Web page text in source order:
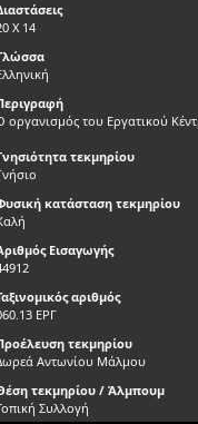
Χ 14
οργανισμός του Εργατικού
τεκμηρίου
κατάσταση τεκμηρίου
Εισαγωγής
αριθμός
ΕΡΓ
τεκμηρίου
Αντωνίου Μάλμου
τεκμηρίου / Άλμπουμ
Συλλογή